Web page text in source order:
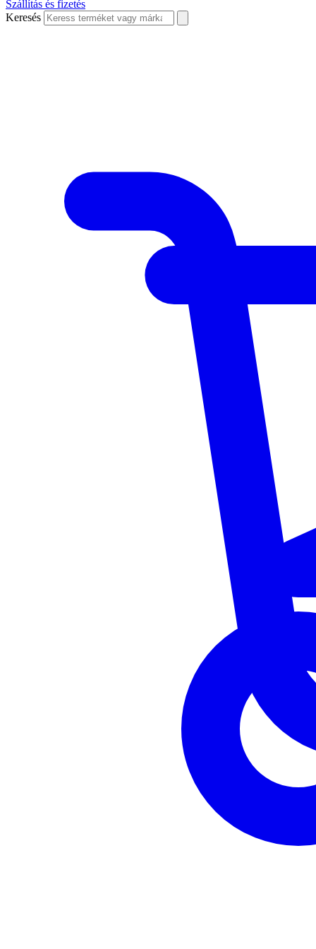
Szállítás és fizetés
Keresés